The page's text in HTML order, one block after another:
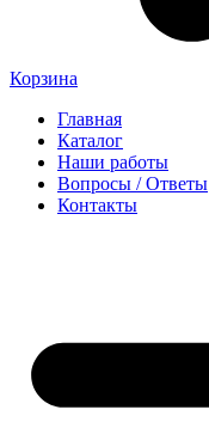
Корзина
Главная
Каталог
Наши работы
Вопросы / Ответы
Контакты